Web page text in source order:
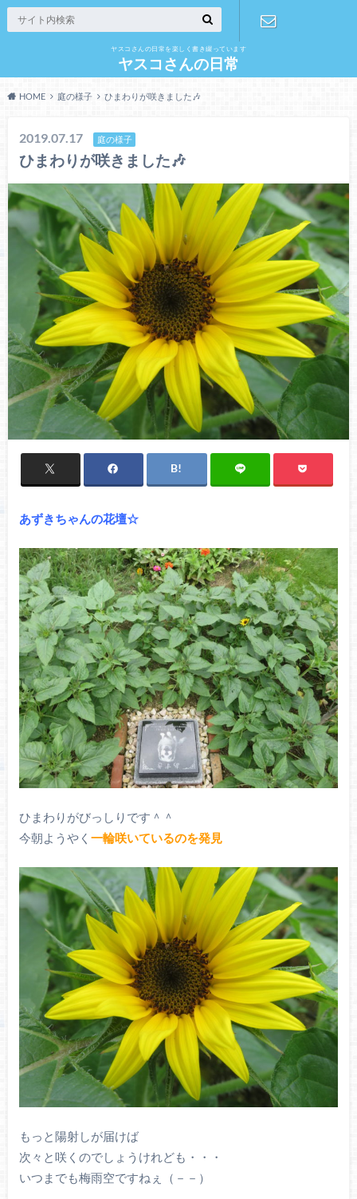
ヤスコさんの日常を楽しく書き綴っています
ヤスコさんの日常
HOME 庭の様子 ひまわりが咲きました🎶
2019.07.17 庭の様子
ひまわりが咲きました🎶
あずきちゃんの花壇☆
ひまわりがびっしりです＾＾
今朝ようやく 一輪咲いているのを発見
もっと陽射しが届けば
次々と咲くのでしょうけれども・・・
いつまでも梅雨空ですねぇ（－－）